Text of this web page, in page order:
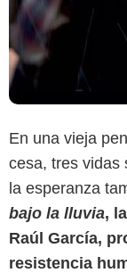
En una vieja
cesa, tres vidas
la esperanza
bajo la lluvia,
Raúl García,
resistencia